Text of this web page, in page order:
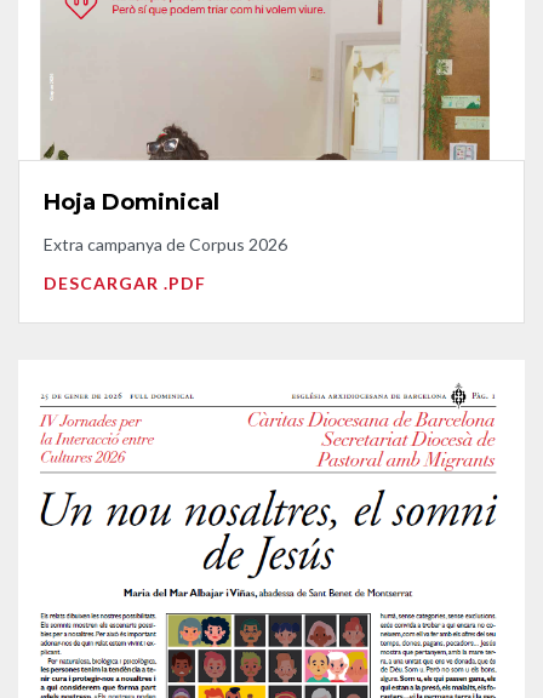
Hoja Dominical
Extra campanya de Corpus 2026
DESCARGAR .PDF